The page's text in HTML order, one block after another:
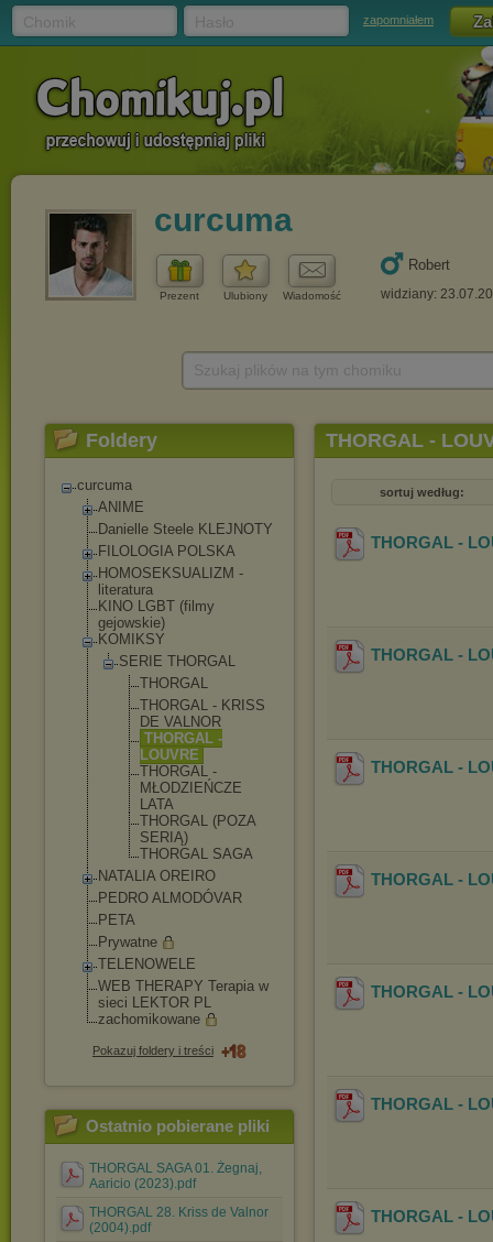
zapomniałem
curcuma
Prezent Ulubiony Wiadomość
Robert
widziany:
Foldery
curcuma
ANIME
Danielle Steele KLEJNOTY
FILOLOGIA POLSKA
HOMOSEKSUALIZM -
literatura
KINO LGBT (filmy
gejowskie)
KOMIKSY
SERIE THORGAL
THORGAL
THORGAL - KRISS
DE VALNOR
THORGAL -
LOUVRE
THORGAL -
MŁODZIEŃCZE
LATA
THORGAL (POZA
SERIĄ)
THORGAL SAGA
NATALIA OREIRO
PEDRO ALMODÓVAR
PETA
Prywatne
TELENOWELE
WEB THERAPY Terapia w
sieci LEKTOR PL
zachomikowane
Pokazuj foldery i treści
Ostatnio pobierane pliki
THORGAL SAGA 01. Żegnaj,
Aaricio (2023).pdf
THORGAL 28. Kriss de Valnor
(2004).pdf
THORGAL -
sortuj według:
THORGAL -
THORGAL -
THORGAL -
THORGAL -
THORGAL -
THORGAL -
THORGAL -